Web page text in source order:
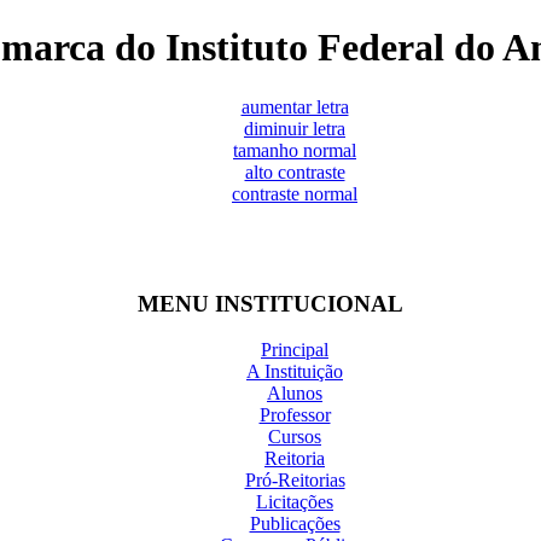
do Instituto Federal do
aumentar letra
diminuir letra
tamanho normal
alto contraste
contraste normal
MENU INSTITUCIONAL
Principal
A Instituição
Alunos
Professor
Cursos
Reitoria
Pró-Reitorias
Licitações
Publicações